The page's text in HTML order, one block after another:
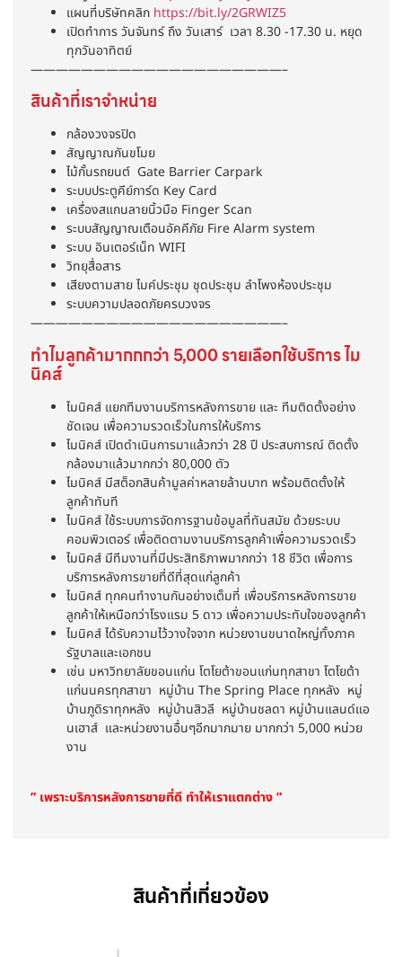
แผนที่บริษัทคลิก https://bit.ly/2GRWIZ5
เปิดทำการ วันจันทร์ ถึง วันเสาร์ เวลา 8.30 -17.30 น. หยุด
ทุกวันอาทิตย์
————————————————————–
สินค้าที่เราจำหน่าย
กล้องวงจรปิด
สัญญาณกันขโมย
ไม้กั้นรถยนต์ Gate Barrier Carpark
ระบบประตูคีย์การ์ด Key Card
เครื่องสแกนลายนิ้วมือ Finger Scan
ระบบสัญญาณเตือนอัคคีภัย Fire Alarm system
ระบบ อินเตอร์เน็ท WIFI
วิทยุสื่อสาร
เสียงตามสาย ไมค์ประชุม ชุดประชุม ลำโพงห้องประชุม
ระบบความปลอดภัยครบวงจร
————————————————————–
ทำไมลูกค้ามากกกว่า 5,000 รายเลือกใช้บริการ ไม
นิคส์
ไมนิคส์ แยกทีมงานบริการหลังการขาย และ ทีมติดตั้งอย่าง
ชัดเจน เพื่อความรวดเร็วในการให้บริการ
ไมนิคส์ เปิดดำเนินการมาแล้วกว่า 28 ปี ประสบการณ์ ติดตั้ง
กล้องมาแล้วมากกว่า 80,000 ตัว
ไมนิคส์ มีสต็อกสินค้ามูลค่าหลายล้านบาท พร้อมติดตั้งให้
ลูกค้าทันที
ไมนิคส์ ใช้ระบบการจัดการฐานข้อมูลที่ทันสมัย ด้วยระบบ
คอมพิวเตอร์ เพื่อติดตามงานบริการลูกค้าเพื่อความรวดเร็ว
ไมนิคส์ มีทีมงานที่มีประสิทธิภาพมากกว่า 18 ชีวิต เพื่อการ
บริการหลังการขายที่ดีที่สุดแก่ลูกค้า
ไมนิคส์ ทุกคนทำงานกันอย่างเต็มที่ เพื่อบริการหลังการขาย
ลูกค้าให้เหนือกว่าโรงแรม 5 ดาว เพื่อความประทับใจของลูกค้า
ไมนิคส์ ได้รับความไว้วางใจจาก หน่วยงานขนาดใหญ่ทั้งภาค
รัฐบาลและเอกชน
เช่น มหาวิทยาลัยขอนแก่น โตโยต้าขอนแก่นทุกสาขา โตโยต้า
แก่นนครทุกสาขา หมู่บ้าน The Spring Place ทุกหลัง หมู่
บ้านภูดิราทุกหลัง หมู่บ้านสิวลี หมู่บ้านชลดา หมู่บ้านแลนด์แอ
นเฮาส์ และหน่วยงานอื่นๆอีกมากมาย มากกว่า 5,000 หน่วย
งาน
” เพราะบริการหลังการขายที่ดี ทำให้เราแตกต่าง ”
สินค้าที่เกี่ยวข้อง